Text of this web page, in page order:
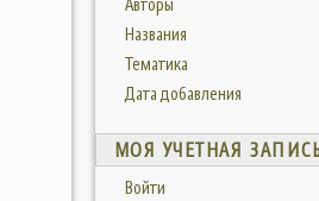
Авторы
Названия
Тематика
Дата добавления
МОЯ УЧЕТНАЯ
Войти